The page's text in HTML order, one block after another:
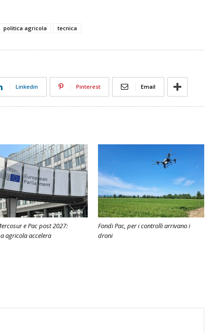
politica agricola tecnica
Linkedin Pinterest Email
e Pac post 2027:
agricola accelera
Fondi Pac, per i controlli arrivano i
droni